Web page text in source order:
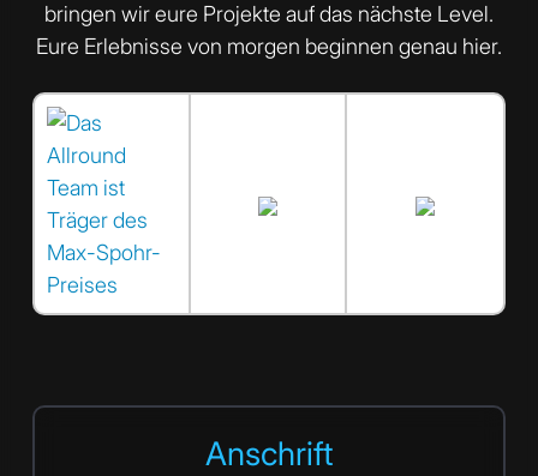
bringen wir eure Projekte auf das nächste Level.
Eure Erlebnisse von morgen beginnen genau hier.
Anschrift